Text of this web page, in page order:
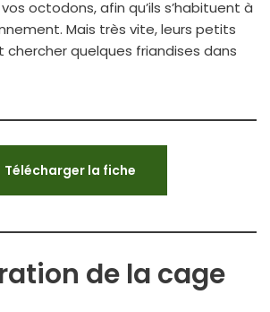
octodons, afin qu’ils s’habituent à
Mais très vite, leurs petits
chercher quelques friandises dans
Télécharger la fiche
de la cage